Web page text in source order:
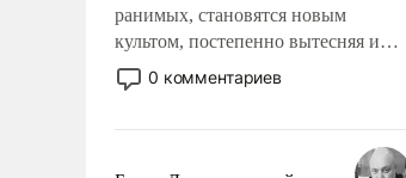
ранимых, становятся новым
культом, постепенно вытесняя и
отменяя традиционное требование к
человеку – быть мужественным и
на себя ответственность, помогать
слабым, идти вперед и
0 комментариев